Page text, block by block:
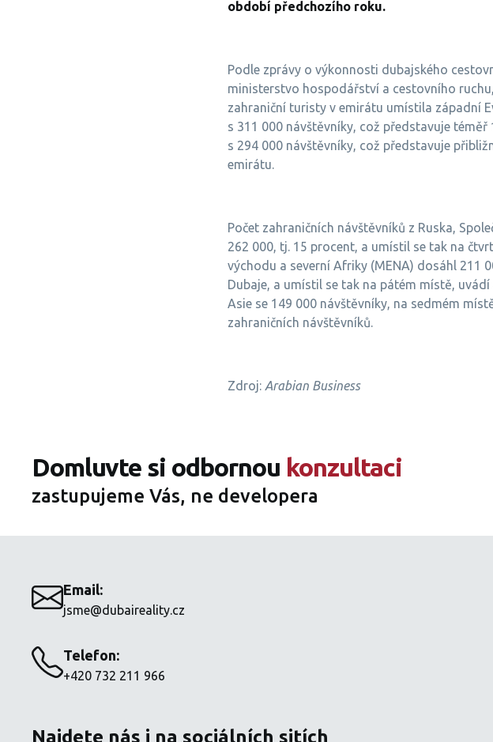
období předchozího roku.
Podle zprávy o výkonnosti dubajského
ministerstvo hospodářství a cestovního
zahraniční turisty v emirátu umístila západní
s 311 000 návštěvníky, což představuje
s 294 000 návštěvníky, což představuje
emirátu.
Počet zahraničních návštěvníků z Ruska,
262 000, tj. 15 procent, a umístil se tak na
východu a severní Afriky (MENA) dosáhl 211
Dubaje, a umístil se tak na pátém místě,
Asie se 149 000 návštěvníky, na sedmém
zahraničních návštěvníků.
Zdroj: Arabian Business
Domluvte si odbornou konzultaci
zastupujeme Vás, ne developera
Email:
jsme@dubaireality.cz
Telefon:
+420 732 211 966
Najdete nás i na sociálních sitích